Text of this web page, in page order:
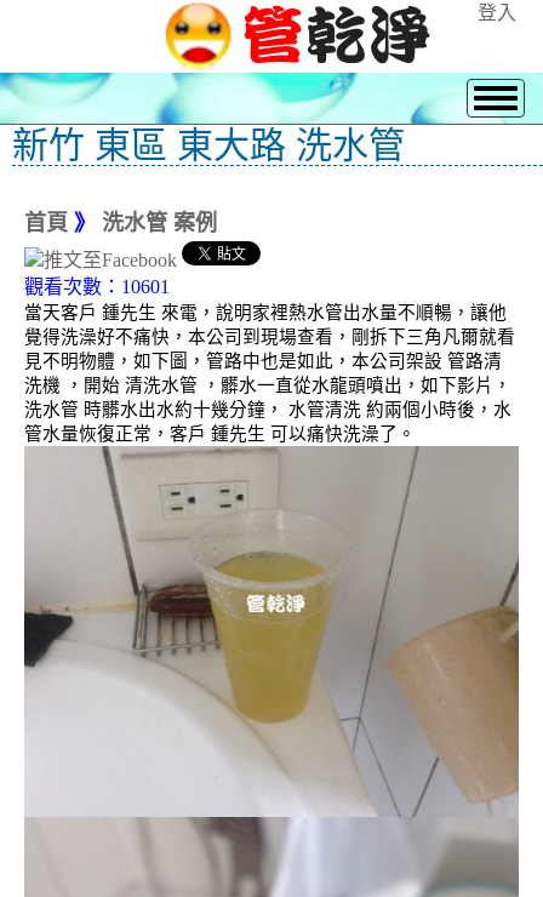
登入
新竹 東區 東大路 洗水管
首頁 》 洗水管 案例
觀看次數：10601
當天客戶 鍾先生 來電，說明家裡熱水管出水量不順暢，讓他
覺得洗澡好不痛快，本公司到現場查看，剛拆下三角凡爾就看
見不明物體，如下圖，管路中也是如此，本公司架設 管路清
洗機 ，開始 清洗水管 ，髒水一直從水龍頭噴出，如下影片，
洗水管 時髒水出水約十幾分鐘， 水管清洗 約兩個小時後，水
管水量恢復正常，客戶 鍾先生 可以痛快洗澡了。